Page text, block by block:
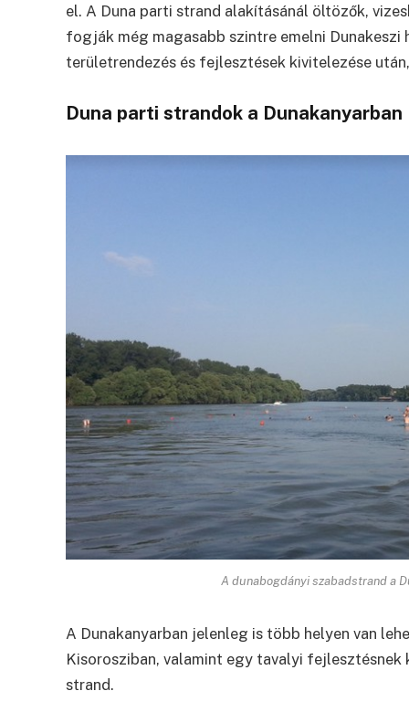
el. A Duna parti strand alakításánál öltözők,
fogják még magasabb szintre emelni
területrendezés és fejlesztések kivitelezése
Duna parti strandok a Dunakanyarban
A dunabogdányi szabadstrand a
A Dunakanyarban jelenleg is több helyen van
Kisorosziban, valamint egy tavalyi fejlesztésnek
strand.